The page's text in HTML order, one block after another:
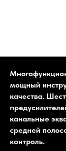
мощный
качества.
канальные
средней
контроль.